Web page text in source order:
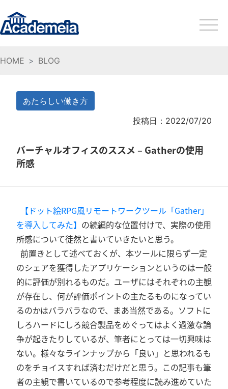
HOME BLOG
あたらしい働き方
投稿日：2022/07/20
バーチャルオフィスのススメ – Gatherの使用
所感
【ドット絵RPG風リモートワークツール「Gather」
を導入してみた】 の続編的な位置付けで、実際の使用
所感について徒然と書いていきたいと思う。
前置きとして述べておくが、本ツールに限らず一定
のシェアを獲得したアプリケーションというのは一般
的に評価が別れるものだ。ユーザにはそれぞれの主観
が存在し、何が評価ポイントの主たるものになってい
るのかはバラバラなので、まあ当然である。ソフトに
しろハードにしろ競合製品をめぐってはよく過激な論
争が起きたりしているが、筆者にとっては一切興味は
ない。様々なラインナップから「良い」と思われるも
のをチョイスすれば済むだけだと思う。この記事も筆
者の主観で書いているので参考程度に読み進めていた